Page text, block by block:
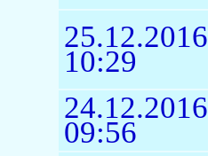
25.12.2016
10:29
24.12.2016
09:56